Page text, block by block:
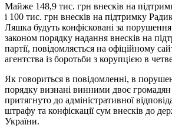
Майже 148,9 тис. грн внесків на
і 100 тис. грн внесків на підтримку
Ляшка будуть конфісковані за
законом порядку надання внесків на
партії, повідомляється на офіційному
агентства із боротьби з корупцією в
Як говориться в повідомленні, в
порядку визнані винними двоє громадян
притягнуто до адміністративної
штрафу та конфіскації сум внесків до
України.